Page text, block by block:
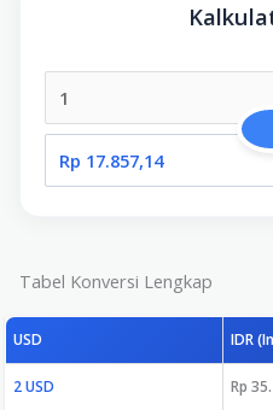
Tabel Konversi Lengkap
USD IDR
2 USD Rp